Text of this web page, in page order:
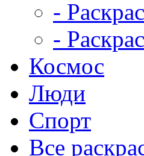
-
-
Космос
Люди
Спорт
Все